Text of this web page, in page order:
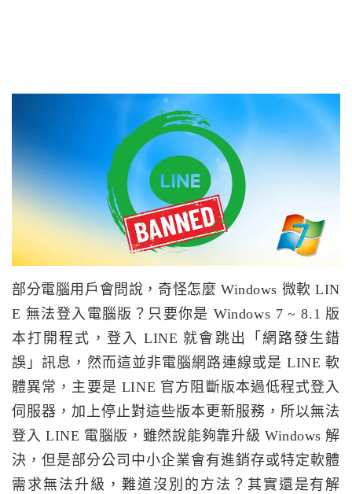
部分電腦用戶會問說，奇怪怎麼 Windows 微軟 LIN
E 無法登入電腦版？只要你是 Windows 7 ~ 8.1 版
本打開程式，登入 LINE 就會跳出「網路發生錯
誤」訊息，然而這並非電腦網路連線或是 LINE 軟
體異常，主要是 LINE 官方阻斷版本過低程式登入
伺服器，加上停止對這些版本更新服務，所以無法
登入 LINE 電腦版，雖然說能夠靠升級 Windows 解
決，但是部分公司中小企業會有進銷存或特定軟體
需求無法升級，難道沒別的方法？其實還是有解